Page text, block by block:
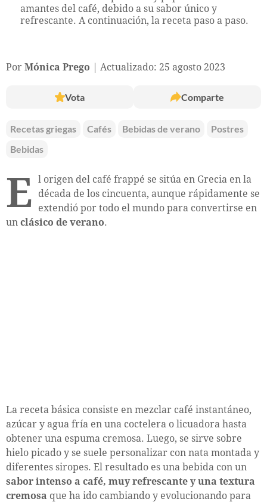
amantes del café, debido a su sabor único y
refrescante. A continuación, la receta paso a paso.
Por Mónica Prego Actualizado: 25 agosto 2023
Vota Comparte
Recetas griegas Cafés Bebidas de verano
Postres
Bebidas
E l origen del café frappé se sitúa en Grecia en la
década de los cincuenta, aunque rápidamente se
extendió por todo el mundo para convertirse en
un clásico de verano.
La receta básica consiste en mezclar café instantáneo,
azúcar y agua fría en una coctelera o licuadora hasta
obtener una espuma cremosa. Luego, se sirve sobre
hielo picado y se suele personalizar con nata montada y
diferentes siropes. El resultado es una bebida con un
sabor intenso a café, muy refrescante y una textura
cremosa que ha ido cambiando y evolucionando para